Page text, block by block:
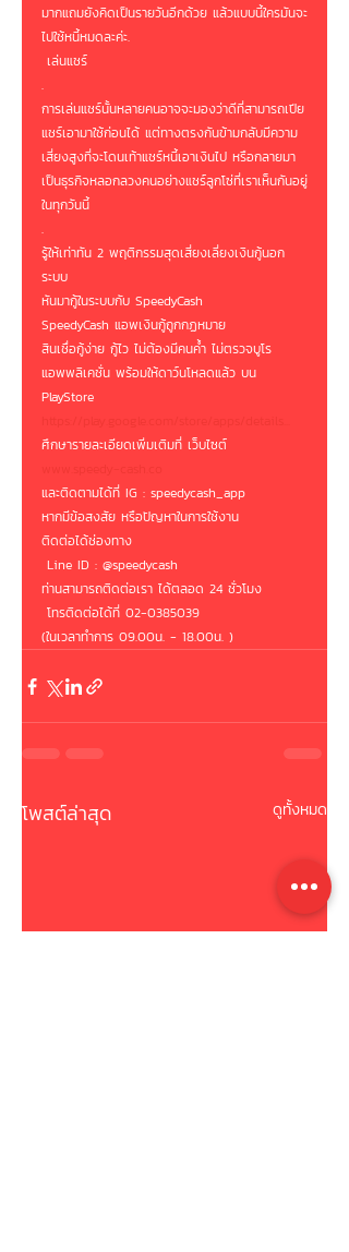
มากแถมยังคิดเป็นรายวันอีกด้วย แล้วแบบนี้ใครมันจะ
ไปใช้หนี้หมดละค่ะ.
เล่นแชร์
.
การเล่นแชร์นั้นหลายคนอาจจะมองว่าดีที่สามารถเปีย
แชร์เอามาใช้ก่อนได้ แต่ทางตรงกันข้ามกลับมีความ
เสี่ยงสูงที่จะโดนเท้าแชร์หนี้เอาเงินไป หรือกลายมา
เป็นธุรกิจหลอกลวงคนอย่างแชร์ลูกโซ่ที่เราเห็นกันอยู่
ในทุกวันนี้
.
รู้ให้เท่าทัน 2 พฤติกรรมสุดเสี่ยงเลี่ยงเงินกู้นอก
ระบบ
หันมากู้ในระบบกับ SpeedyCash
SpeedyCash แอพเงินกู้ถูกกฏหมาย
สินเชื่อกู้ง่าย กู้ไว ไม่ต้องมีคนค้ำ ไม่ตรวจบูโร
แอพพลิเคชั่น พร้อมให้ดาว์นโหลดแล้ว บน
PlayStore
ศึกษารายละเอียดเพิ่มเติมที่ เว็บไซต์
และติดตามได้ที่ IG : speedycash_app
หากมีข้อสงสัย หรือปัญหาในการใช้งาน
ติดต่อได้ช่องทาง
Line ID : @speedycash
ท่านสามารถติดต่อเรา ได้ตลอด 24 ชั่วโมง
โทรติดต่อได้ที่ 02-0385039
(ในเวลาทำการ 09.00น. - 18.00น. )
โพสต์ล่าสุด ดูทั้งหมด